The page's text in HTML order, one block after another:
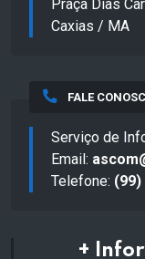
Praça Dias
Caxias / MA
FALE
Serviço de
Email:
Telefone: (99)
+